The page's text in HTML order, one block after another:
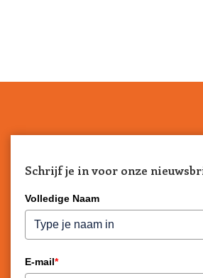
Schrijf je in voor onze
Volledige Naam
E-mail*